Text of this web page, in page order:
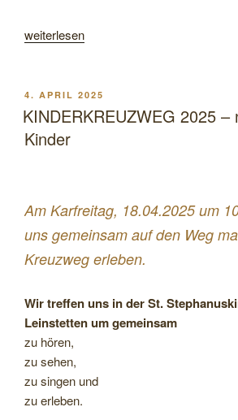
„Brottag
den
15.
Oktober,
in
Stephanus
Kirche“
weiterlesen
VERÖFFENTLICHT
AM
4. APRIL 2025
KINDERKREUZWEG 2025
Kinder
Am Karfreitag, 18.04.2025 um
uns gemeinsam auf den Weg
Kreuzweg erleben.
Wir treffen uns in der St.
Leinstetten um gemeinsam
zu hören,
zu sehen,
zu singen und
zu erleben.